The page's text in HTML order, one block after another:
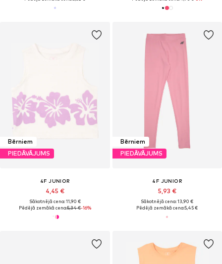
Bērniem
PIEDĀVĀJUMS
4F JUNIOR
4,45 €
Sākotnējā cena: 11,90 €
Pēdējā zemākā cena:5,34 €-16%
Bērniem
PIEDĀVĀJUMS
4F JUNIOR
5,93 €
Sākotnējā cena: 13,90 €
Pēdējā zemākā cena:5,45 €